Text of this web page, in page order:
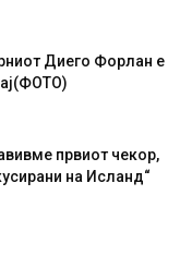
Диего Форлан е
првиот чекор,
на Исланд“